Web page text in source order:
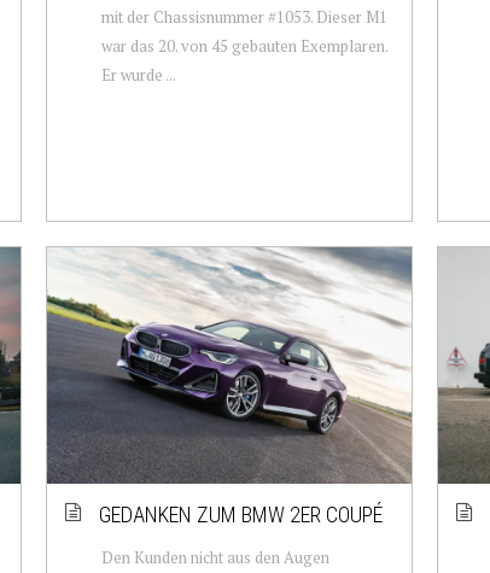
mit der Chassisnummer #1053. Dieser M1
war das 20. von 45 gebauten Exemplaren.
Er wurde ...
GEDANKEN ZUM BMW 2ER COUPÉ
Den Kunden nicht aus den Augen